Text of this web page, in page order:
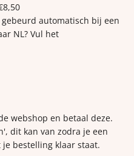
gebeurd automatisch bij een
NL? Vul het
webshop en betaal deze.
dit kan van zodra je een
bestelling klaar staat.